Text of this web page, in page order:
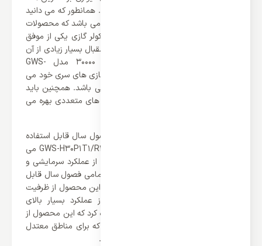
شوید تا آخر این مطلب با ما همراه باشید. همانطور که می دانید
برند گرین یکی از برند های ایرانی محبوب می باشد که محصولات
بسیار با کیفیت طراحی و تولید می کند. کولر گازی یکی از موفق
ترین محصولات این برند می باشد که استقبال بسیار زیادی از آن
شده است. کولر گازی دیواری گرین 30000 مدل GWS-
H30P1T1/R1 یکی از قدرتمند ترین کولر گازی های سری خود می
باشد که از عملکرد بسیار بالای برخوردار می باشد. همچنین باید
گفت که این محصول از ویژگی و فناوری های متعددی بهره می
اگر محصولی را می خواهید که تمامی فصول سال قابل استفاده
باشد کولر گازی دیواری گرین 30000 مدل GWS-H30P1T1/R1 می
تواند بهترین انتخاب باشد. این محصول از عملکرد سرمایشی و
گرمایشی بهره می برد که می تواند برای تمامی فصول سال قابل
استفاده باشد. علاوه بر این باید گفت که این محصول از ظرفیت
30000 BTU/h برخوردار می باشد که از عملکرد بسیار بالای
برخوردار می باشد. از دیگر نکات باید اشاره کرد که این محصول از
کلاس آب و هوایی T1 برخوردار می باشد که برای مناطق معتدل
یکی از بهترین گزینه های موجود می باشد.